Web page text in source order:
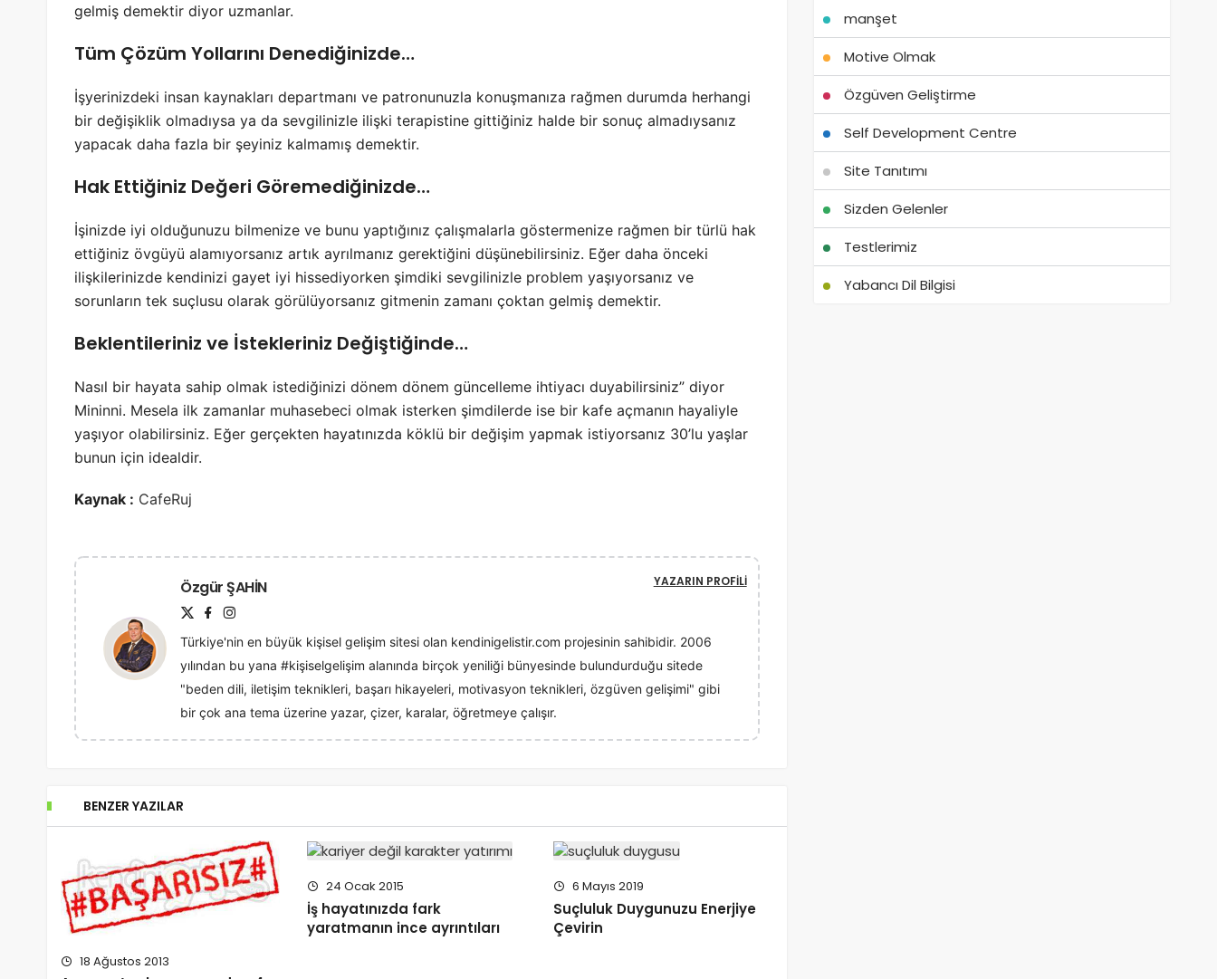
gelmiş demektir diyor uzmanlar.
Tüm Çözüm Yollarını Denediğinizde…
İşyerinizdeki insan kaynakları departmanı ve patronunuzla konuşmanıza rağmen durumda herhangi
bir değişiklik olmadıysa ya da sevgilinizle ilişki terapistine gittiğiniz halde bir sonuç almadıysanız
yapacak daha fazla bir şeyiniz kalmamış demektir.
Hak Ettiğiniz Değeri Göremediğinizde…
İşinizde iyi olduğunuzu bilmenize ve bunu yaptığınız çalışmalarla göstermenize rağmen bir türlü hak
ettiğiniz övgüyü alamıyorsanız artık ayrılmanız gerektiğini düşünebilirsiniz. Eğer daha önceki
ilişkilerinizde kendinizi gayet iyi hissediyorken şimdiki sevgilinizle problem yaşıyorsanız ve
sorunların tek suçlusu olarak görülüyorsanız gitmenin zamanı çoktan gelmiş demektir.
Beklentileriniz ve İstekleriniz Değiştiğinde…
Nasıl bir hayata sahip olmak istediğinizi dönem dönem güncelleme ihtiyacı duyabilirsiniz” diyor
Mininni. Mesela ilk zamanlar muhasebeci olmak isterken şimdilerde ise bir kafe açmanın hayaliyle
yaşıyor olabilirsiniz. Eğer gerçekten hayatınızda köklü bir değişim yapmak istiyorsanız 30’lu yaşlar
bunun için idealdir.
Kaynak : CafeRuj
Özgür ŞAHİN
Türkiye'nin en büyük kişisel gelişim sitesi olan kendinigelistir.com projesinin sahibidir. 2006
yılından bu yana #kişiselgelişim alanında birçok yeniliği bünyesinde bulundurduğu sitede
"beden dili, iletişim teknikleri, başarı hikayeleri, motivasyon teknikleri, özgüven gelişimi" gibi
bir çok ana tema üzerine yazar, çizer, karalar, öğretmeye çalışır.
YAZARIN PROFILI
BENZER YAZILAR
18 Ağustos 2013
24 Ocak 2015
İş hayatınızda fark
yaratmanın ince ayrıntıları
6 Mayıs 2019
Suçluluk Duygunuzu Enerjiye
Çevirin
manşet
Motive Olmak
Özgüven Geliştirme
Self Development Centre
Site Tanıtımı
Sizden Gelenler
Testlerimiz
Yabancı Dil Bilgisi